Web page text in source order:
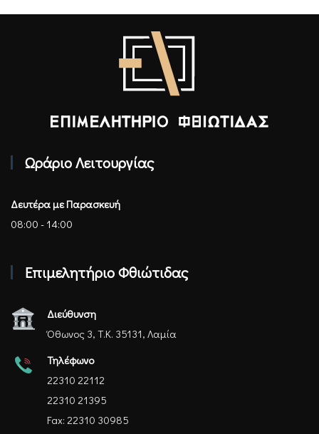
Ωράριο Λειτουργίας
Δευτέρα με Παρασκευή
08:00 - 14:00
Επιμελητήριο Φθιώτιδας
Διεύθυνση
Όθωνος 3, Τ.Κ. 35131, Λαμία
Τηλέφωνο
22310 22112
22310 21395
Fax: 22310 30985